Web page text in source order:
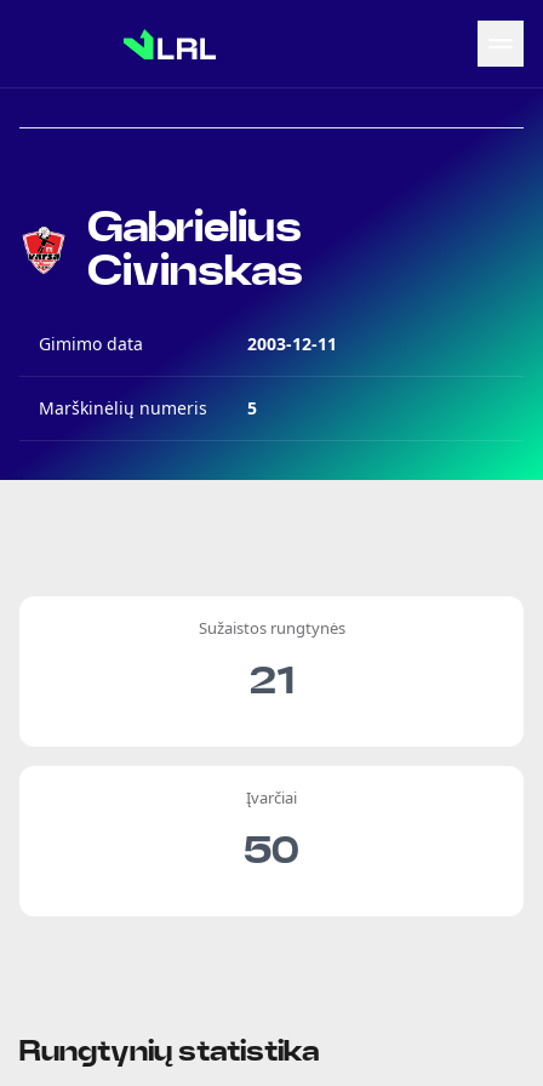
Tvarkaraštis
Rezultatai
Statistika
Komandos
Gabrielius
Civinskas
Gimimo data 2003-12-11
Marškinėlių numeris 5
Sužaistos rungtynės
21
Įvarčiai
50
Rungtynių statistika